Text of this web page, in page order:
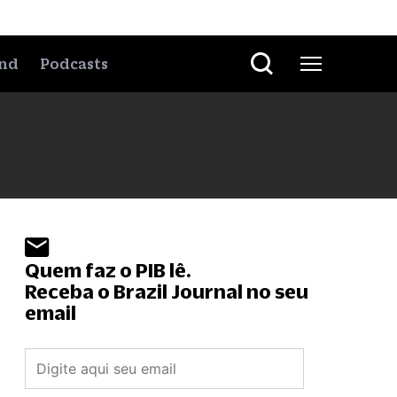
Podcasts
Quem faz o PIB lê.
Receba o Brazil Journal no seu
email